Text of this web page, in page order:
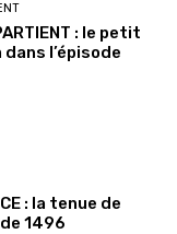
: le petit
l’épisode
: la tenue de
1496